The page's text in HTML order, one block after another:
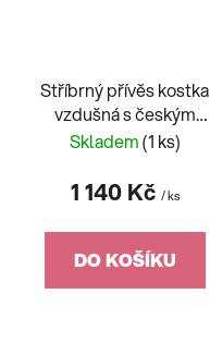
Stříbrný přívěs kostka
vzdušná s českým
granátem
Skladem(1 ks)
1 140 Kč / ks
DO KOŠÍKU